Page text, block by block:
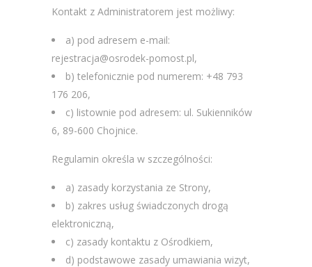
Kontakt z Administratorem jest możliwy:
a) pod adresem e-mail:
rejestracja@osrodek-pomost.pl,
b) telefonicznie pod numerem: +48 793
176 206,
c) listownie pod adresem: ul. Sukienników
6, 89-600 Chojnice.
Regulamin określa w szczególności:
a) zasady korzystania ze Strony,
b) zakres usług świadczonych drogą
elektroniczną,
c) zasady kontaktu z Ośrodkiem,
d) podstawowe zasady umawiania wizyt,